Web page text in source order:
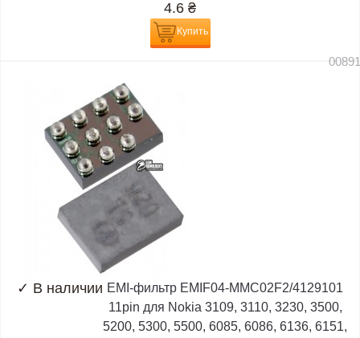
4.6 ₴
Купить
✓ В наличии EMI-фильтр EMIF04-MMC02F2/4129101
11pin для Nokia 3109, 3110, 3230, 3500,
5200, 5300, 5500, 6085, 6086, 6136, 6151,